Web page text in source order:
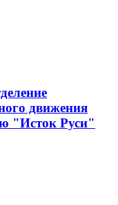
движения
"Исток Руси"